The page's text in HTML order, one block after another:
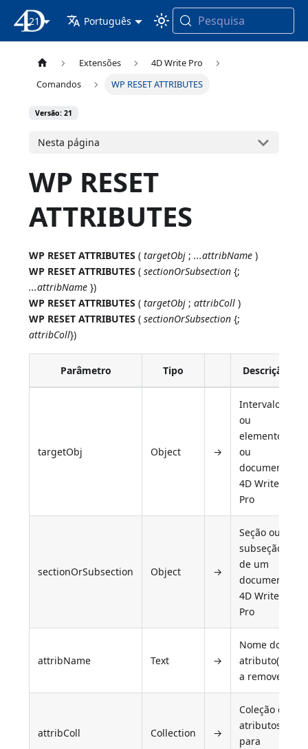
Documentação 4D
21 Português Pesquisa
Extensões
4D Write Pro
Comandos
WP RESET ATTRIBUTES
Versão: 21
Nesta página
WP RESET
ATTRIBUTES
WP RESET ATTRIBUTES (targetObj ;...attribName )
WP RESET ATTRIBUTES (sectionOrSubsection {;
...attribName })
WP RESET ATTRIBUTES (targetObj ;attribColl )
WP RESET ATTRIBUTES (sectionOrSubsection {;
attribColl})
Parâmetro Tipo Descrição
targetObj Object →
Intervalo
ou
elemento
ou
documento
4D Write
Pro
sectionOrSubsection Object →
Seção ou
subseção
de um
documento
4D Write
Pro
attribName Text →
Nome do(s)
atributo(s)
a remover
attribColl Collection →
Coleção de
atributos
para